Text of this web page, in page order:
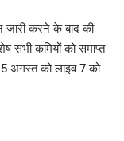
जारी करने के बाद की
सभी कमियों को समाप्त
अगस्त को लाइव 7 को